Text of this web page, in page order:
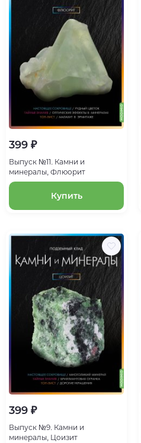
399 ₽
Выпуск №11. Камни и
минералы, Флюорит
Купить
399 ₽
Выпуск №9. Камни и
минералы, Цоизит